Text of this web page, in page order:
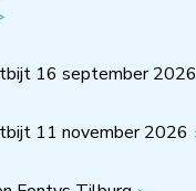
16 september 2026
11 november 2026